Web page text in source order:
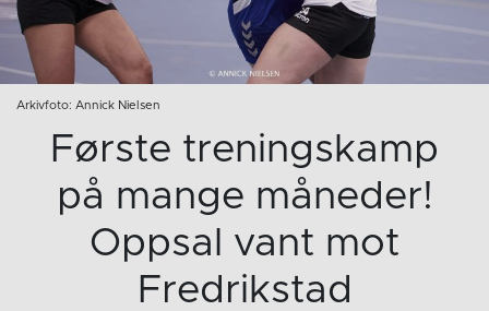
Arkivfoto: Annick Nielsen
Første treningskamp
på mange måneder!
Oppsal vant mot
Fredrikstad